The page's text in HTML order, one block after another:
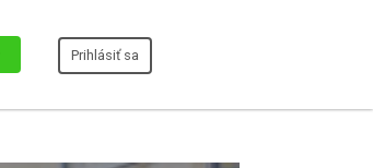
Prihlásiť sa